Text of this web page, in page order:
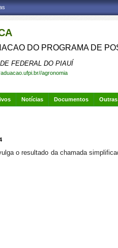
DO PROGRAMA DE
FEDERAL DO PIAUÍ
agronomia
Notícias Documentos
o resultado da chamada